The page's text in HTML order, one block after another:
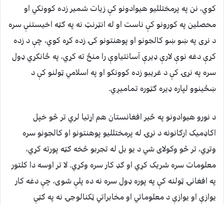
کوي، نن په پرمختللیو هیوادونو کې زیات شمیر زده کوونکي او
محصلین په کورونو کې ناست او له انټرنټ نه په ګټه اخیستنې سره
د نړی په ښو ښو کالجونو او پوهنتونو کۍ زده کړه کوي، چې د زده
کړې دغه نوې لارې ډیرې آسانتیاوې را منځ ته کړي، په ځانګړي ډول
سره په نړۍ کې د غریبو زده کوونکو او په اسلامي ټولنو کې د
ښځینوو لپاره ډیره ګټوره تمامیږي.
د نورو هیوادونو په څير افغانستان هم اړتیا لري تر څو خپل
اکاډمیک ارګانونه د نړۍ له پرمختللیو پوهنتونو او کالجونو سره
وتړي، تر څو وکولای شي د یو بل له تجربو څخه ګټه پورته کړي،
معلومات سره شریک کړي او ګډ کار سره وکړي. لا تر اوسه دا کلتور
په افغانۍ ټولنه کې په پوره ډول سره نه ده پلې شوی، چې دغه کار
یوازې او یوازې د معلوماتي او مخابراتي ټکنالوجۍ نه په ګټې